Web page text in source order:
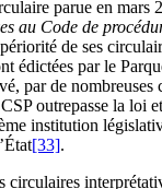
parue en mars
au Code de
de ses
édictées par le
par de nombreuses
outrepasse la loi
institution
[33].
circulaires